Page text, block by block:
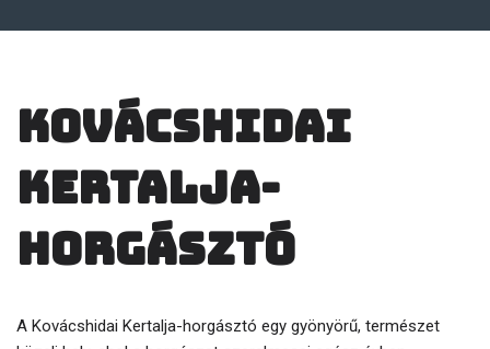
Kovácshidai
Kertalja-
horgásztó
A Kovácshidai Kertalja-horgásztó egy gyönyörű, természet